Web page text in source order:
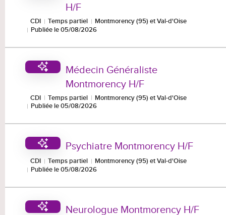
H/F
CDI Temps partiel
Montmorency (95) et Val-d'Oise
Publiée le 05/08/2026
Médecin Généraliste
Montmorency H/F
CDI Temps partiel
Montmorency (95) et Val-d'Oise
Publiée le 05/08/2026
Psychiatre Montmorency H/F
CDI Temps partiel
Montmorency (95) et Val-d'Oise
Publiée le 05/08/2026
Neurologue Montmorency H/F